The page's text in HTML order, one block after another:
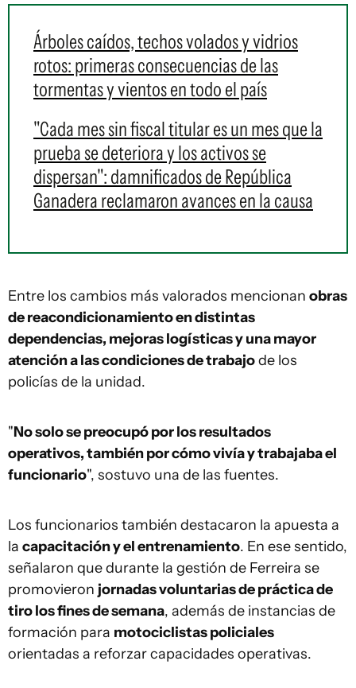
Árboles caídos, techos volados y vidrios
rotos: primeras consecuencias de las
tormentas y vientos en todo el país
"Cada mes sin fiscal titular es un mes que la
prueba se deteriora y los activos se
dispersan": damnificados de República
Ganadera reclamaron avances en la causa
Entre los cambios más valorados mencionan obras
de reacondicionamiento en distintas
dependencias, mejoras logísticas y una mayor
atención a las condiciones de trabajode los
policías de la unidad.
"No solo se preocupó por los resultados
operativos, también por cómo vivía y trabajaba el
funcionario", sostuvo una de las fuentes.
Los funcionarios también destacaron la apuesta a
la capacitación y el entrenamiento. En ese sentido,
señalaron que durante la gestión de Ferreira se
promovieron jornadas voluntarias de práctica de
tiro los fines de semana, además de instancias de
formación para motociclistas policiales
orientadas a reforzar capacidades operativas.